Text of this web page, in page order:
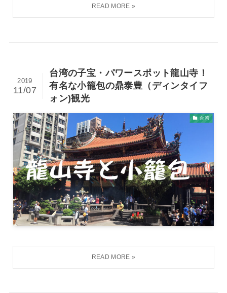
台湾の子宝・パワースポット龍山寺！
有名な小籠包の鼎泰豊（ディンタイフ
ォン)観光
2019
11/07
台湾